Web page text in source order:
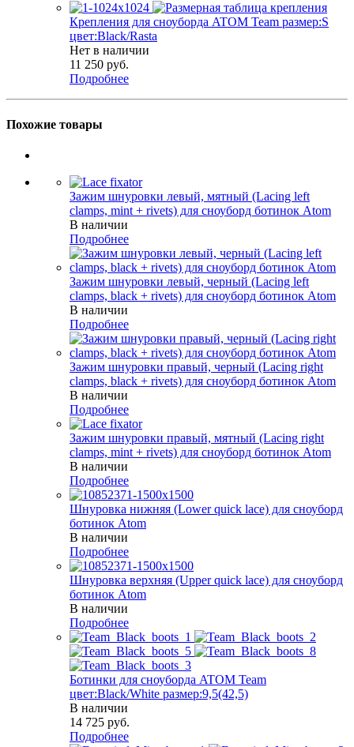
Крепления для сноуборда ATOM Team размер:S
цвет:Black/Rasta
Нет в наличии
11 250 руб.
Подробнее
Похожие товары
Зажим шнуровки левый, мятный (Lacing left
clamps, mint + rivets) для сноуборд ботинок Atom
В наличии
Подробнее
Зажим шнуровки левый, черный (Lacing left
clamps, black + rivets) для сноуборд ботинок Atom
В наличии
Подробнее
Зажим шнуровки правый, черный (Lacing right
clamps, black + rivets) для сноуборд ботинок Atom
В наличии
Подробнее
Зажим шнуровки правый, мятный (Lacing right
clamps, mint + rivets) для сноуборд ботинок Atom
В наличии
Подробнее
Шнуровка нижняя (Lower quick lace) для сноуборд
ботинок Atom
В наличии
Подробнее
Шнуровка верхняя (Upper quick lace) для сноуборд
ботинок Atom
В наличии
Подробнее
Ботинки для сноуборда ATOM Team
цвет:Black/White размер:9,5(42,5)
В наличии
14 725 руб.
Подробнее